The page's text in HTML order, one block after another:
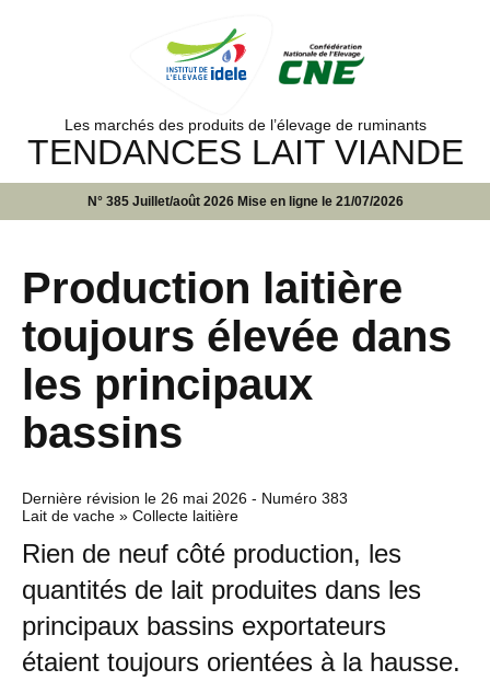
Les marchés des produits de l’élevage de ruminants
TENDANCES LAIT VIANDE
N° 385 Juillet/août 2026 Mise en ligne le 21/07/2026
Production laitière
toujours élevée dans
les principaux
bassins
Dernière révision le 26 mai 2026 - Numéro 383
Lait de vache » Collecte laitière
Rien de neuf côté production, les
quantités de lait produites dans les
principaux bassins exportateurs
étaient toujours orientées à la hausse.